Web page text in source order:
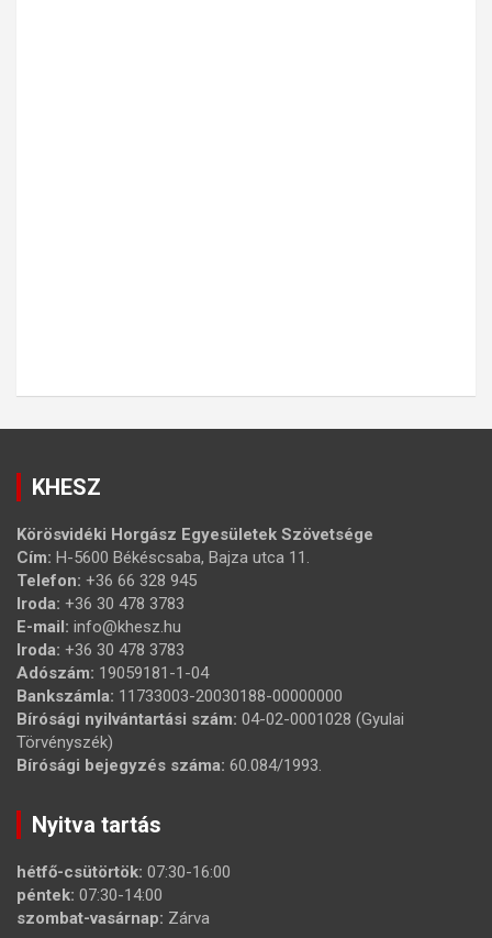
KHESZ
Körösvidéki Horgász Egyesületek Szövetsége
Cím: H-5600 Békéscsaba, Bajza utca 11.
Telefon: +36 66 328 945
Iroda: +36 30 478 3783
E-mail: info@khesz.hu
Iroda: +36 30 478 3783
Adószám: 19059181-1-04
Bankszámla: 11733003-20030188-00000000
Bírósági nyilvántartási szám: 04-02-0001028 (Gyulai
Törvényszék)
Bírósági bejegyzés száma: 60.084/1993.
Nyitva tartás
hétfő-csütörtök: 07:30-16:00
péntek: 07:30-14:00
szombat-vasárnap: Zárva